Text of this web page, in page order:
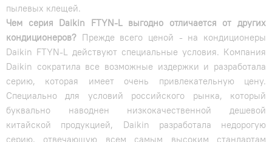
пылевых клещей.
Чем серия Daikin FTYN-L выгодно отличается от других
кондиционеров? Прежде всего ценой - на кондиционеры
Daikin FTYN-L действуют специальные условия. Компания
Daikin сократила все возможные издержки и разработала
серию, которая имеет очень привлекательную цену.
Специально для условий российского рынка, который
буквально наводнен низкокачественной дешевой
китайской продукцией, Daikin разработала недорогую
серию, отвечающую всем самым высоким стандартам